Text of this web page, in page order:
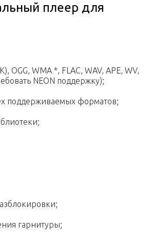
плеер для
WMA *, FLAC, WAV, APE, WV,
NEON поддержку);
поддерживаемых форматов;
гарнитуры;